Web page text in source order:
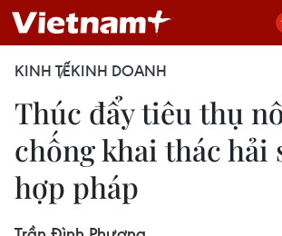
KINH TẾKINH DOANH
Thúc đẩy tiêu thụ
chống khai thác hải
hợp pháp